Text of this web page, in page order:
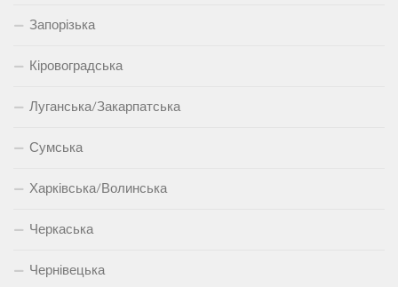
Запорізька
Кіровоградська
Луганська/Закарпатська
Сумська
Харківська/Волинська
Черкаська
Чернівецька